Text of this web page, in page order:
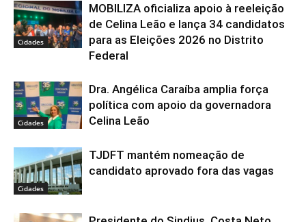
Cidades
MOBILIZA oficializa apoio à reeleição
de Celina Leão e lança 34 candidatos
para as Eleições 2026 no Distrito
Federal
Cidades
Dra. Angélica Caraíba amplia força
política com apoio da governadora
Celina Leão
Cidades
TJDFT mantém nomeação de
candidato aprovado fora das vagas